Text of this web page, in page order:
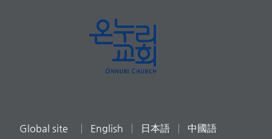
Global site English 日本語 中國語